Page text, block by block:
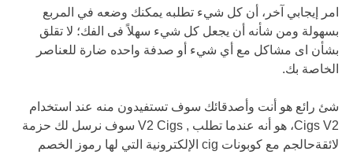
امر إيجابي آخر، أن كل شيء تطلبه يمكنك وضعه في المربع
بسهولة ومن شأنه أن يجعل كل شيء سهلاً فى الفك؛ لا تقلق
بشأن اى مشاكل مع أي شيء أو صدفة واحده ضارة للعناصر
الخاصة بك.
شئ رائع هو أنت وأصدقائك سوف تستفيدون منه عند استخدام
Cigs V2، هو أنه عندما تطلب , V2 Cigs سوف نرسل لك حزمة
لائقةحالجم مع كوبونات cig الإلكترونية التي لها رموز الخصم